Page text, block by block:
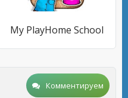
My PlayHome School
Комментируем